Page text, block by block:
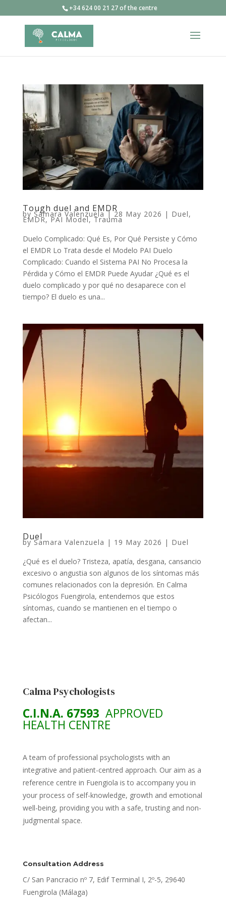
+34 624 00 21 27 of the centre
Tough duel and EMDR
bySamara Valenzuela |28 May 2026 | Duel,
EMDR,PAI Model,Trauma
Duelo Complicado: Qué Es, Por Qué Persiste y Cómo
el EMDR Lo Trata desde el Modelo PAI Duelo
Complicado: Cuando el Sistema PAI No Procesa la
Pérdida y Cómo el EMDR Puede Ayudar ¿Qué es el
duelo complicado y por qué no desaparece con el
tiempo? El duelo es una...
Duel
bySamara Valenzuela | 19 May 2026 | Duel
¿Qué es el duelo? Tristeza, apatía, desgana, cansancio
excesivo o angustia son algunos de los síntomas más
comunes relacionados con la depresión. En Calma
Psicólogos Fuengirola, entendemos que estos
síntomas, cuando se mantienen en el tiempo o
afectan...
Calma Psychologists
C.I.N.A. 67593 APPROVED
HEALTH CENTRE
A team of professional psychologists with an
integrative and patient-centred approach. Our aim as a
reference centre in Fuengiola is to accompany you in
your process of self-knowledge, growth and emotional
well-being, providing you with a safe, trusting and non-
judgmental space.
Consultation Address
C/ San Pancracio nº 7, Edif Terminal I, 2º-5, 29640
Fuengirola (Málaga)